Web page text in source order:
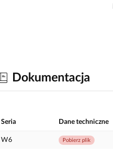
Dokumentacja
Seria Dane techniczne
W6 Pobierz plik